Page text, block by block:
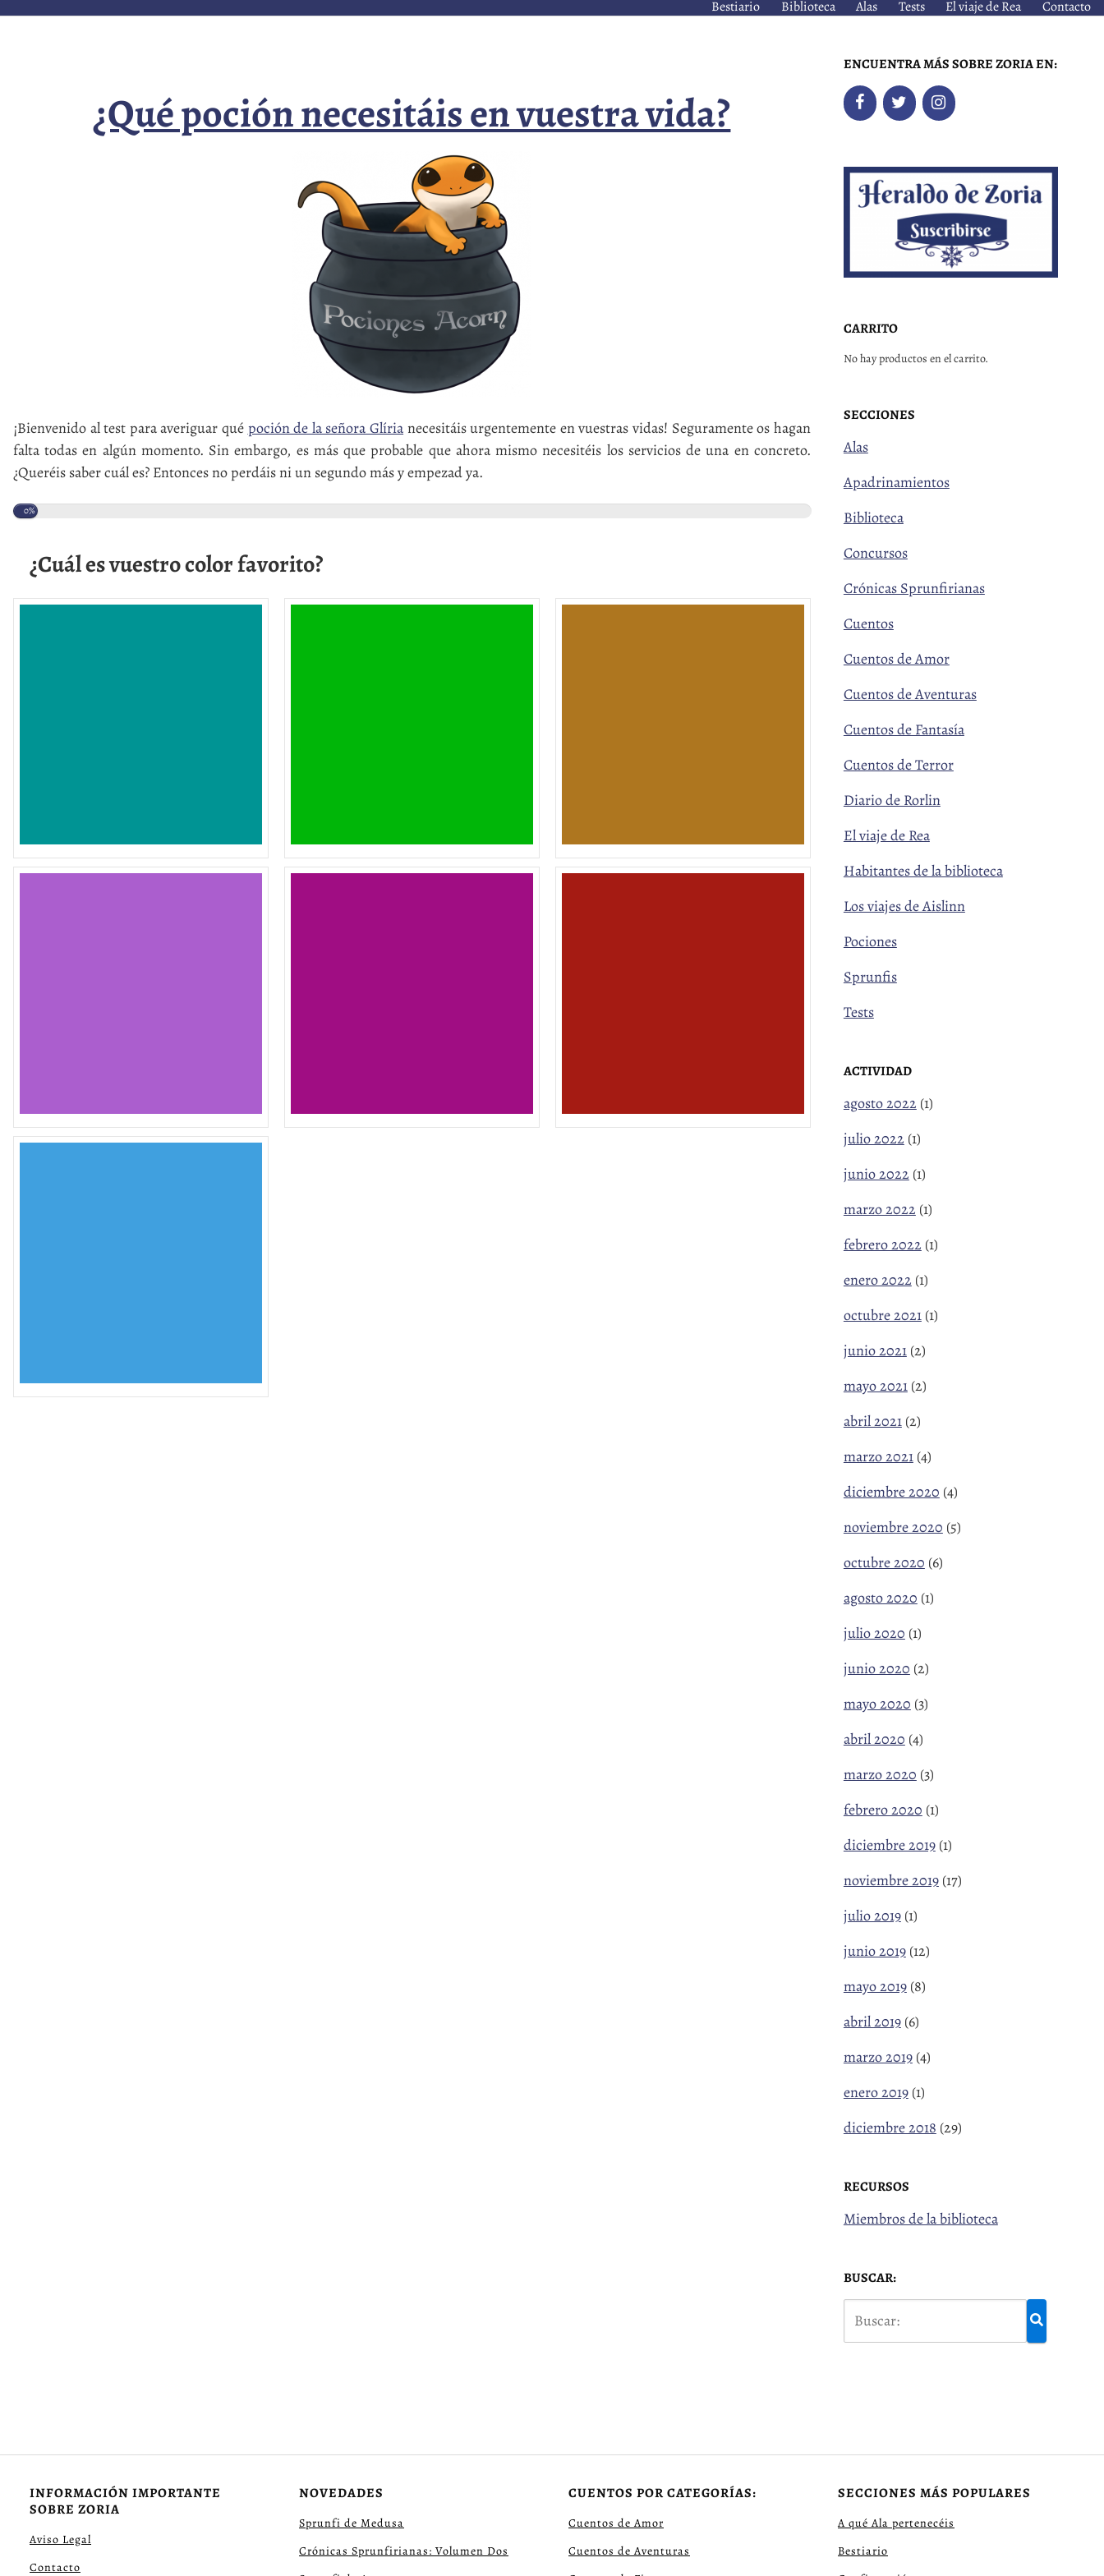
Bestiario
Biblioteca Alas Tests El viaje de Rea Contacto
¿Qué poción necesitáis en vuestra vida?
¡Bienvenido al test para averiguar qué poción de la señora Glíria necesitáis urgentemente en vuestras vidas! Seguramente os hagan
falta todas en algún momento. Sin embargo, es más que probable que ahora mismo necesitéis los servicios de una en concreto.
¿Queréis saber cuál es? Entonces no perdáis ni un segundo más y empezad ya.
0%
¿Cuál es vuestro color favorito?
ENCUENTRA MÁS SOBRE ZORIA EN:
CARRITO
No hay productos en el carrito.
SECCIONES
Alas
Apadrinamientos
Biblioteca
Concursos
Crónicas Sprunfirianas
Cuentos
Cuentos de Amor
Cuentos de Aventuras
Cuentos de Fantasía
Cuentos de Terror
Diario de Rorlin
El viaje de Rea
Habitantes de la biblioteca
Los viajes de Aislinn
Pociones
Sprunfis
Tests
ACTIVIDAD
agosto 2022 (1)
julio 2022 (1)
junio 2022 (1)
marzo 2022 (1)
febrero 2022 (1)
enero 2022 (1)
octubre 2021(1)
junio 2021(2)
mayo 2021(2)
abril 2021(2)
marzo 2021(4)
diciembre 2020 (4)
noviembre 2020 (5)
octubre 2020 (6)
agosto 2020 (1)
julio 2020 (1)
junio 2020 (2)
mayo 2020 (3)
abril 2020 (4)
marzo 2020 (3)
febrero 2020 (1)
diciembre 2019(1)
noviembre 2019(17)
julio 2019(1)
junio 2019(12)
mayo 2019(8)
abril 2019(6)
marzo 2019(4)
enero 2019(1)
diciembre 2018 (29)
RECURSOS
Miembros de la biblioteca
BUSCAR:
INFORMACIÓN IMPORTANTE
SOBRE ZORIA
Aviso Legal
Contacto
NOVEDADES
Sprunfi de Medusa
Crónicas Sprunfirianas: Volumen Dos
CUENTOS POR CATEGORÍAS:
Cuentos de Amor
Cuentos de Aventuras
SECCIONES MÁS POPULARES
A qué Ala pertenecéis
Bestiario